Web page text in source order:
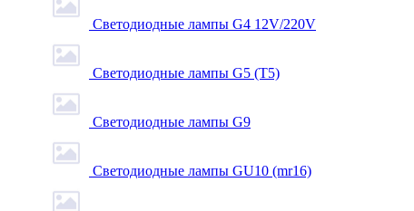
Светодиодные лампы G4 12V/220V
Светодиодные лампы G5 (T5)
Светодиодные лампы G9
Светодиодные лампы GU10 (mr16)